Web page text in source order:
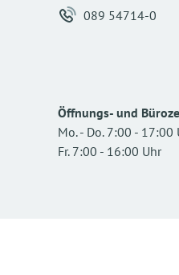
089 54714-0
Öffnungs- und
Mo.- Do. 7:00 - 17:00
Fr. 7:00 - 16:00 Uhr